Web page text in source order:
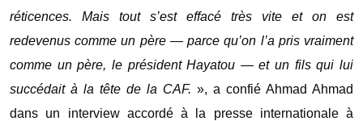
réticences. Mais tout s’est effacé très vite et on est
redevenus comme un père — parce qu’on l’a pris vraiment
comme un père, le président Hayatou — et un fils qui lui
succédait à la tête de la CAF. », a confié Ahmad Ahmad
dans un interview accordé à la presse internationale à